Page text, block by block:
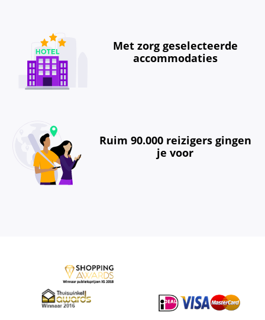
Met zorg geselecteerde
accommodaties
Ruim 90.000 reizigers gingen
je voor